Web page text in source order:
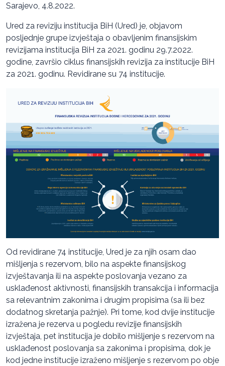
Sarajevo, 4.8.2022.
Ured za reviziju institucija BiH (Ured) je, objavom
posljednje grupe izvještaja o obavljenim finansijskim
revizijama institucija BiH za 2021. godinu 29.7.2022.
godine, završio ciklus finansijskih revizija za institucije BiH
za 2021. godinu. Revidirane su 74 institucije.
Od revidirane 74 institucije, Ured je za njih osam dao
mišljenja s rezervom, bilo na aspekte finansijskog
izvještavanja ili na aspekte poslovanja vezano za
usklađenost aktivnosti, finansijskih transakcija i informacija
sa relevantnim zakonima i drugim propisima (sa ili bez
dodatnog skretanja pažnje). Pri tome, kod dvije institucije
izražena je rezerva u pogledu revizije finansijskih
izvještaja, pet institucija je dobilo mišljenje s rezervom na
usklađenost poslovanja sa zakonima i propisima, dok je
kod jedne institucije izraženo mišljenje s rezervom po obјe